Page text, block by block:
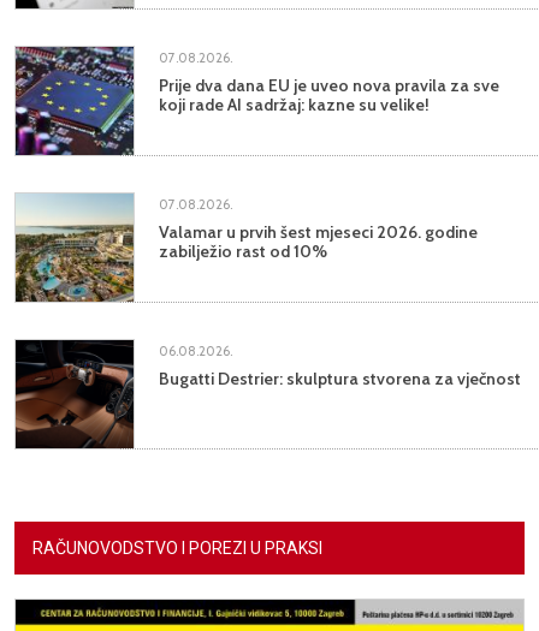
07.08.2026.
Prije dva dana EU je uveo nova pravila za sve
koji rade AI sadržaj: kazne su velike!
07.08.2026.
Valamar u prvih šest mjeseci 2026. godine
zabilježio rast od 10%
06.08.2026.
Bugatti Destrier: skulptura stvorena za vječnost
RAČUNOVODSTVO I POREZI U PRAKSI